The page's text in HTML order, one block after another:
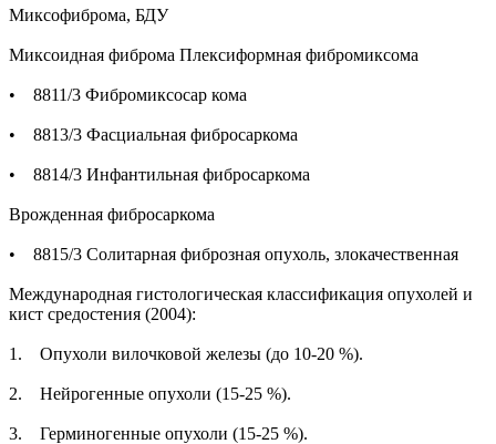
Миксофиброма, БДУ
Миксоидная фиброма Плексиформная фибромиксома
• 8811/3 Фибромиксосар кома
• 8813/3 Фасциальная фибросаркома
• 8814/3 Инфантильная фибросаркома
Врожденная фибросаркома
• 8815/3 Солитарная фиброзная опухоль, злокачественная
Международная гистологическая классификация опухолей и
кист средостения (2004):
1. Опухоли вилочковой железы (до 10-20 %).
2. Нейрогенные опухоли (15-25 %).
3. Герминогенные опухоли (15-25 %).